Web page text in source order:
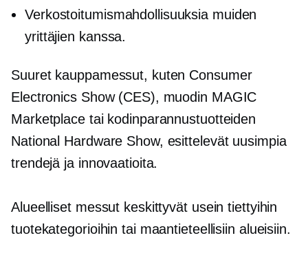
Verkostoitumismahdollisuuksia muiden
yrittäjien kanssa.
Suuret kauppamessut, kuten Consumer
Electronics Show (CES), muodin MAGIC
Marketplace tai kodinparannustuotteiden
National Hardware Show, esittelevät uusimpia
trendejä ja innovaatioita.
Alueelliset messut keskittyvät usein tiettyihin
tuotekategorioihin tai maantieteellisiin alueisiin.